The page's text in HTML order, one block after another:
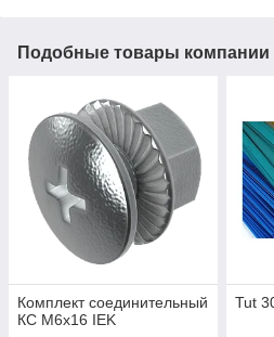
Подобные товары компании
Комплект соединительный
КС М6х16 IEK
Tut